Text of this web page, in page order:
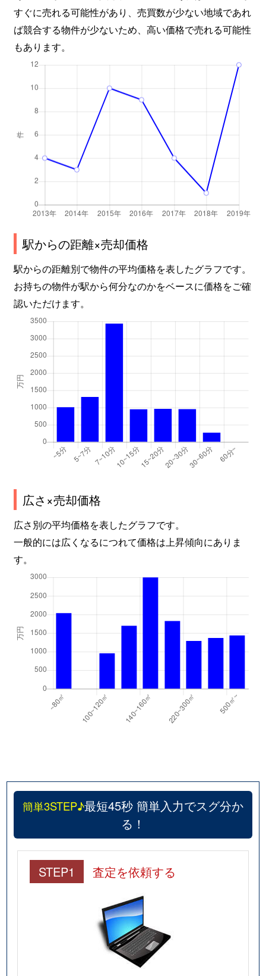
すぐに売れる可能性があり、売買数が少ない地域であれ
ば競合する物件が少ないため、高い価格で売れる可能性
もあります。
駅からの距離×売却価格
駅からの距離別で物件の平均価格を表したグラフです。
お持ちの物件が駅から何分なのかをベースに価格をご確
認いただけます。
広さ×売却価格
広さ別の平均価格を表したグラフです。
一般的には広くなるにつれて価格は上昇傾向にありま
す。
簡単3STEP♪最短45秒 簡単入力でスグ分か
る！
STEP1 査定を依頼する